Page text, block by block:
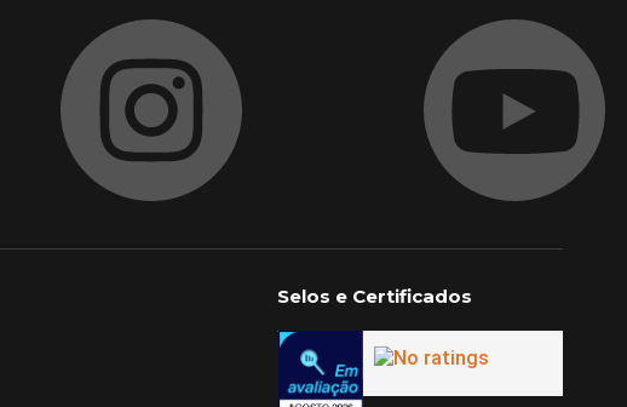
Selos e Certificados